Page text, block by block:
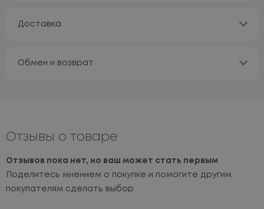
Доставка
Обмен и возврат
Отзывы о товаре
Отзывов пока нет, но ваш может стать первым
Поделитесь мнением о покупке и помогите другим
покупателям сделать выбор